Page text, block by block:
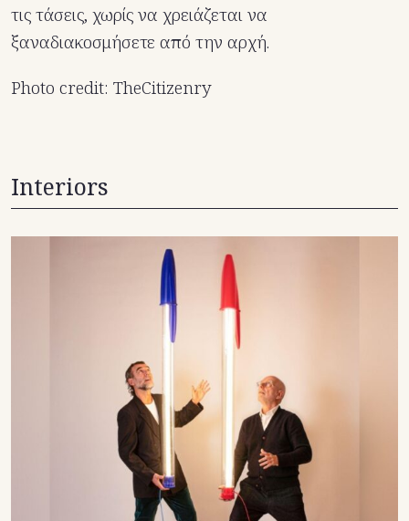
τις τάσεις, χωρίς να χρειάζεται να
ξαναδιακοσμήσετε από την αρχή.
Photo credit: TheCitizenry
Interiors